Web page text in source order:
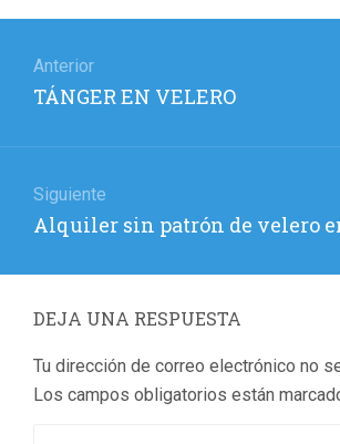
de
entradas
Anterior
Entrada
TÁNGER EN VELERO
Siguiente
Entrada
Alquiler sin patrón de velero
DEJA UNA RESPUESTA
Tu dirección de correo electrónico no
Los campos obligatorios están